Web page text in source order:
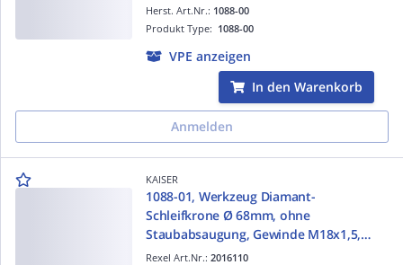
Produkt Type: 1088-00
Herst. Art.Nr.: 1088-00
VPE anzeigen
In den Warenkorb
Anmelden
KAISER
1088-01, Werkzeug Diamant-
Schleifkrone Ø 68mm, ohne
Staubabsaugung, Gewinde M18x1,5,
Arbeitstiefe max. 70mm
Rexel Art.Nr.: 2016110